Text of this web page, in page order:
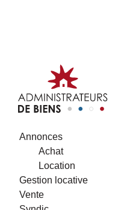
Annonces
Achat
Location
Gestion locative
Vente